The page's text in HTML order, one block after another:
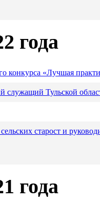
года
конкурса «Лучшая
Тульской
старост и
года